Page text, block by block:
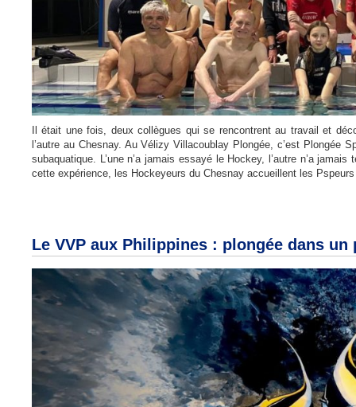
Il était une fois, deux collègues qui se rencontrent au travail et
l’autre au Chesnay. Au Vélizy Villacoublay Plongée, c’est
subaquatique. L’une n’a jamais essayé le Hockey, l’autre n’a
cette expérience, les Hockeyeurs du Chesnay accueillent les
Le VVP aux Philippines : plongée dans